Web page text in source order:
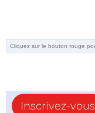
Inscrivez-vous